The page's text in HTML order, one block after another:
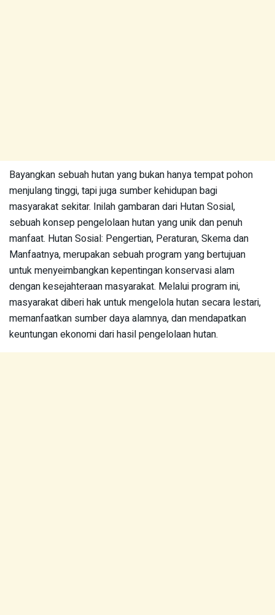
Bayangkan sebuah hutan yang bukan hanya tempat pohon
menjulang tinggi, tapi juga sumber kehidupan bagi
masyarakat sekitar. Inilah gambaran dari Hutan Sosial,
sebuah konsep pengelolaan hutan yang unik dan penuh
manfaat. Hutan Sosial: Pengertian, Peraturan, Skema dan
Manfaatnya, merupakan sebuah program yang bertujuan
untuk menyeimbangkan kepentingan konservasi alam
dengan kesejahteraan masyarakat. Melalui program ini,
masyarakat diberi hak untuk mengelola hutan secara lestari,
memanfaatkan sumber daya alamnya, dan mendapatkan
keuntungan ekonomi dari hasil pengelolaan hutan.